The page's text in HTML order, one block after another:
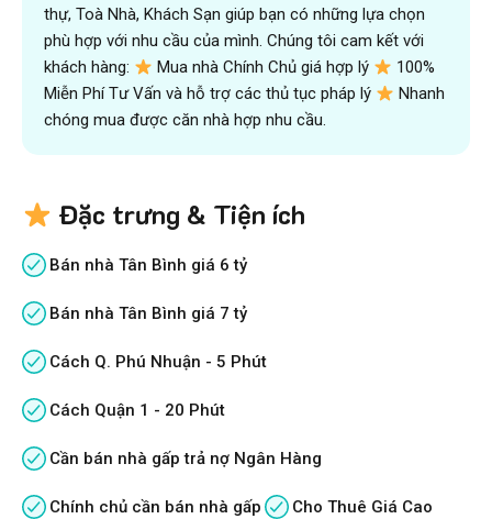
thự, Toà Nhà, Khách Sạn giúp bạn có những lựa chọn
phù hợp với nhu cầu của mình. Chúng tôi cam kết với
khách hàng:
Mua nhà Chính Chủ giá hợp lý
100%
Miễn Phí Tư Vấn và hỗ trợ các thủ tục pháp lý
Nhanh
chóng mua được căn nhà hợp nhu cầu.
Đặc trưng & Tiện ích
Bán nhà Tân Bình giá 6 tỷ
Bán nhà Tân Bình giá 7 tỷ
Cách Q. Phú Nhuận - 5 Phút
Cách Quận 1 - 20 Phút
Cần bán nhà gấp trả nợ Ngân Hàng
Chính chủ cần bán nhà gấp Cho Thuê Giá Cao